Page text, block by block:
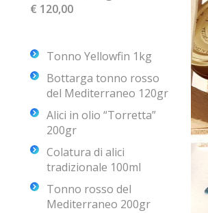
€ 120,00
Tonno Yellowfin 1kg
Bottarga tonno rosso
del Mediterraneo 120gr
Alici in olio “Torretta”
200gr
Colatura di alici
tradizionale 100ml
Tonno rosso del
Mediterraneo 200gr